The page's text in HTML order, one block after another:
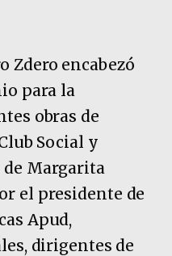
Zdero encabezó
para la
obras de
Social y
Margarita
el presidente de
Apud,
dirigentes de